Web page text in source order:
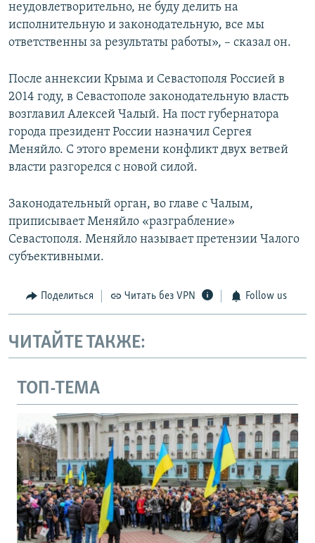
неудовлетворительно, не буду делить на
исполнительную и законодательную, все мы
ответственны за результаты работы», – сказал он.
После аннексии Крыма и Севастополя Россией в
2014 году, в Севастополе законодательную власть
возглавил Алексей Чалый. На пост губернатора
города президент России назначил Сергея
Меняйло. С этого времени конфликт двух ветвей
власти разгорелся с новой силой.
Законодательный орган, во главе с Чалым,
приписывает Меняйло «разграбление»
Севастополя. Меняйло называет претензии Чалого
субъективными.
Поделиться Читать без VPN Follow us
ЧИТАЙТЕ ТАКЖЕ:
ТОП-ТЕМА